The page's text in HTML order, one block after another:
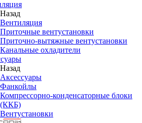
Назад
Вентиляция
Приточные вентустановки
Приточно-вытяжные вентустановки
Канальные охладители
Назад
Аксессуары
Фанкойлы
Компрессорно-конденсаторные блоки
(ККБ)
Вентустановки